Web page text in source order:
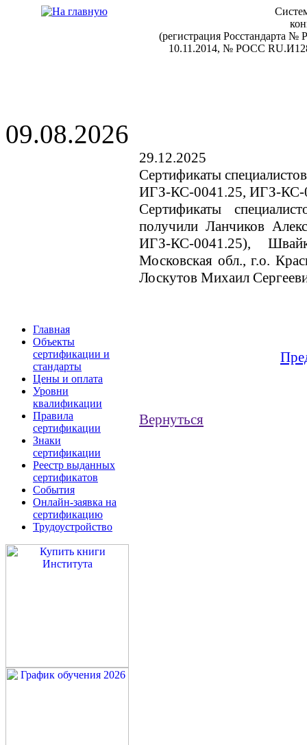
(регистрация
10.11.2014, № РОСС
09.08.2026
Главная
Объекты
сертификации и
стандарты
Цены и оплата
Уровни
квалификации
Правила
сертификации
Знаки
сертификации
Реестр выданных
сертификатов
События
Онлайн-заявка на
сертификацию
Трудоустройство
29.12.2025
Сертификаты
ИГЗ-КС-0041.25, ИГЗ-КС-
Сертификаты
получили Ланчиков
ИГЗ-КС-0041.25),
Московская обл., г.о.
Лоскутов Михаил
Вернуться